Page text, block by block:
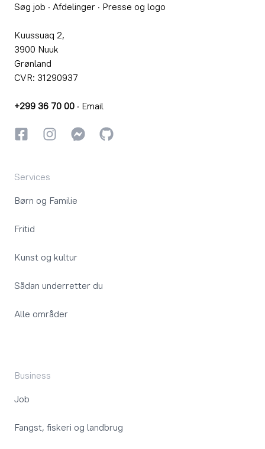
Søg job · Afdelinger · Presse og logo
Kuussuaq 2,
3900 Nuuk
Grønland
CVR: 31290937
+299 36 70 00 · Email
FacebookInstagramInstagram
GitHub
Services
Børn og Familie
Fritid
Kunst og kultur
Sådan underretter du
Alle områder
Business
Job
Fangst, fiskeri og landbrug